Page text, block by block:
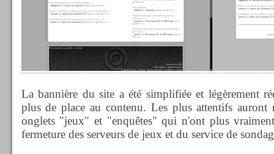
La bannière du site a été simplifiée et légèrement
plus de place au contenu. Les plus attentifs auront
onglets "jeux" et "enquêtes" qui n'ont plus
fermeture des serveurs de jeux et du service de